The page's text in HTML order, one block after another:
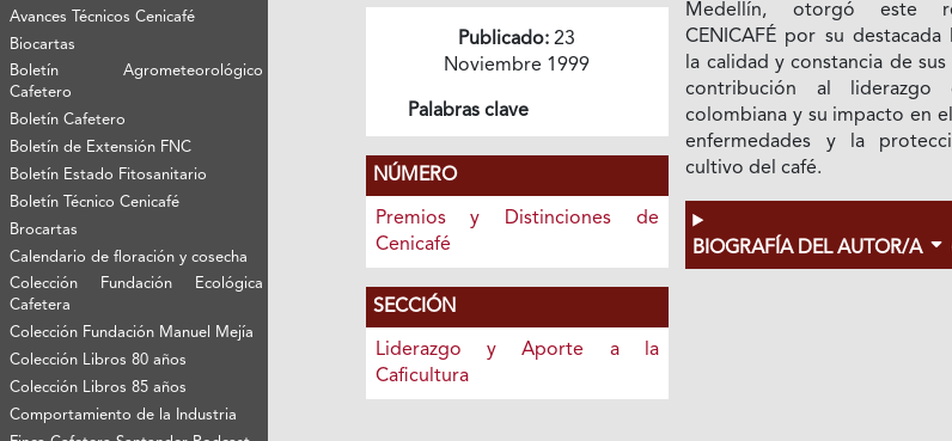
Avances Técnicos Cenicafé
Biocartas
Boletín Agrometeorológico
Cafetero
Boletín Cafetero
Boletín de Extensión FNC
Boletín Estado Fitosanitario
Boletín Técnico Cenicafé
Brocartas
Calendario de floración y cosecha
Colección Fundación Ecológica
Cafetera
Colección Fundación Manuel Mejía
Colección Libros 80 años
Colección Libros 85 años
Comportamiento de la Industria
Publicado: 23
Noviembre 1999
Palabras clave
NÚMERO
Premios y Distinciones de
Cenicafé
SECCIÓN
Liderazgo y Aporte a la
Caficultura
Medellín, otorgó este
CENICAFÉ por su
la calidad y constancia de
contribución al liderazgo
colombiana y su impacto en
enfermedades y la
cultivo del café.
BIOGRAFÍA DEL AUTOR/A